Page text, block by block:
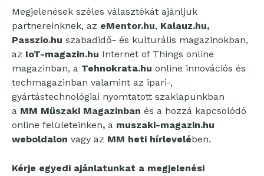
Megjelenések széles választékát ajánljuk
partnereinknek, az eMentor.hu, Kalauz.hu,
Passzio.hu szabadidő- és kulturális magazinokban,
az IoT-magazin.hu Internet of Things online
magazinban, a Tehnokrata.hu online innovációs és
techmagazinban valamint az ipari-,
gyártástechnológiai nyomtatott szaklapunkban
a MM Műszaki Magazinban és a hozzá kapcsolódó
online felületeinken, a muszaki-magazin.hu
weboldalon vagy az MM heti hírlevelében.
Kérje egyedi ajánlatunkat a megjelenési